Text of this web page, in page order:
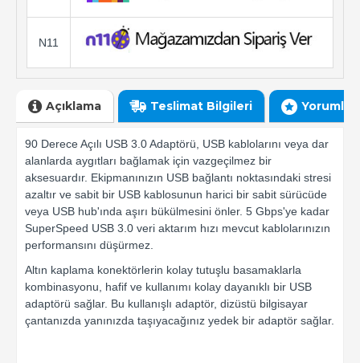
N11
Açıklama Teslimat Bilgileri Yorumlar
90 Derece Açılı USB 3.0 Adaptörü, USB kablolarını veya dar
alanlarda aygıtları bağlamak için vazgeçilmez bir
aksesuardır. Ekipmanınızın USB bağlantı noktasındaki stresi
azaltır ve sabit bir USB kablosunun harici bir sabit sürücüde
veya USB hub'ında aşırı bükülmesini önler. 5 Gbps'ye kadar
SuperSpeed ​​USB 3.0 veri aktarım hızı mevcut kablolarınızın
performansını düşürmez.
Altın kaplama konektörlerin kolay tutuşlu basamaklarla
kombinasyonu, hafif ve kullanımı kolay dayanıklı bir USB
adaptörü sağlar. Bu kullanışlı adaptör, dizüstü bilgisayar
çantanızda yanınızda taşıyacağınız yedek bir adaptör sağlar.